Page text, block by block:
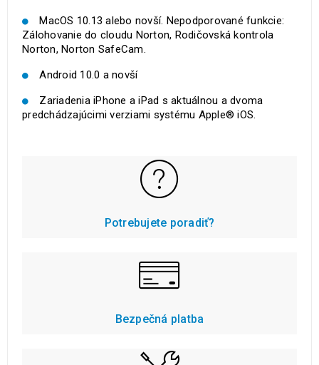
MacOS 10.13 alebo novší. Nepodporované funkcie:
Zálohovanie do cloudu Norton, Rodičovská kontrola
Norton, Norton SafeCam.
Android 10.0 a novší
Zariadenia iPhone a iPad s aktuálnou a dvoma
predchádzajúcimi verziami systému Apple® iOS.
Potrebujete poradiť?
Bezpečná platba